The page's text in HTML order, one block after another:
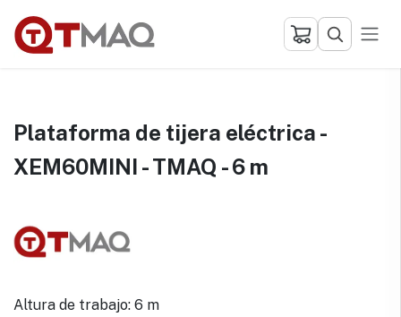
Plataforma de tijera eléctrica -
XEM60MINI - TMAQ - 6 m
Altura de trabajo: 6 m